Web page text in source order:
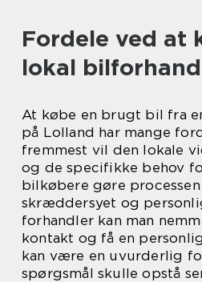
Fordele ved at
lokal
At købe en brugt bil fra
på Lolland har mange
fremmest vil den lokale
og de specifikke behov
bilkøbere gøre
skræddersyet og
forhandler kan man
kontakt og få en
kan være en uvurderlig
spørgsmål skulle opstå